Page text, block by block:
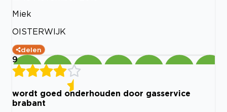
Miek
OISTERWIJK
delen
9
wordt goed onderhouden door gasservice
brabant